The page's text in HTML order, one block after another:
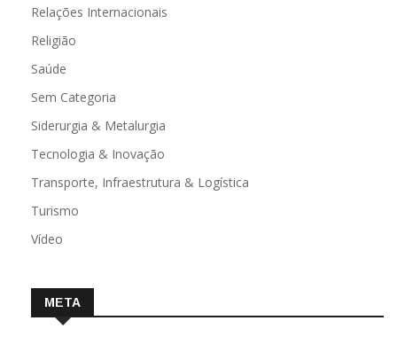
Relações Internacionais
Religião
Saúde
Sem Categoria
Siderurgia & Metalurgia
Tecnologia & Inovação
Transporte, Infraestrutura & Logística
Turismo
Vídeo
META